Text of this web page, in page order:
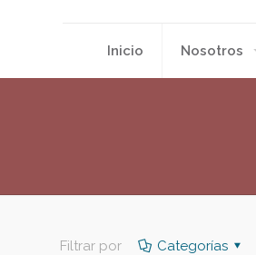
Inicio Nosotros
Filtrar por Categorías